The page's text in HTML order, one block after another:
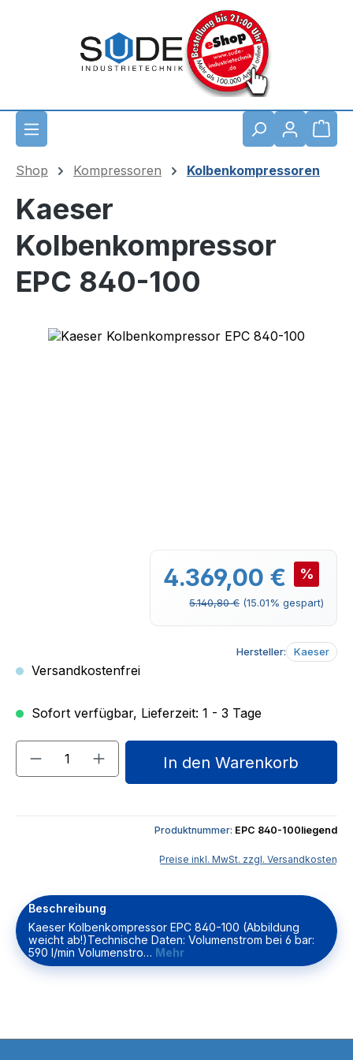
Shop Kompressoren Kolbenkompressoren
Kaeser
Kolbenkompressor
EPC 840-100
Bildergalerie überspringen
Verkaufspreis:
4.369,00 € %
Regulärer Preis:
5.140,80 € (15.01% gespart)
Hersteller: Kaeser
Versandkostenfrei
Sofort verfügbar, Lieferzeit: 1 - 3 Tage
Produkt Anzahl: Gib den
In den Warenkorb
Produktnummer: EPC 840-100liegend
Preise inkl. MwSt. zzgl. Versandkosten
Beschreibung
Kaeser Kolbenkompressor EPC 840-100 (Abbildung
weicht ab!)Technische Daten: Volumenstrom bei 6 bar:
590 l/min Volumenstro… Mehr